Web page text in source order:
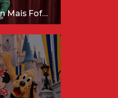
A Festa de Halloween Mais Fofa da Disney Está Chegando!